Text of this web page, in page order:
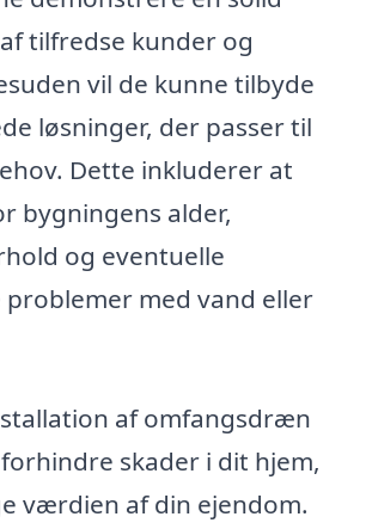
tilfredse kunder og
vil de kunne tilbyde
løsninger, der passer til
Dette inkluderer at
bygningens alder,
og eventuelle
problemer med vand eller
af omfangsdræn
skader i dit hjem,
værdien af din ejendom.